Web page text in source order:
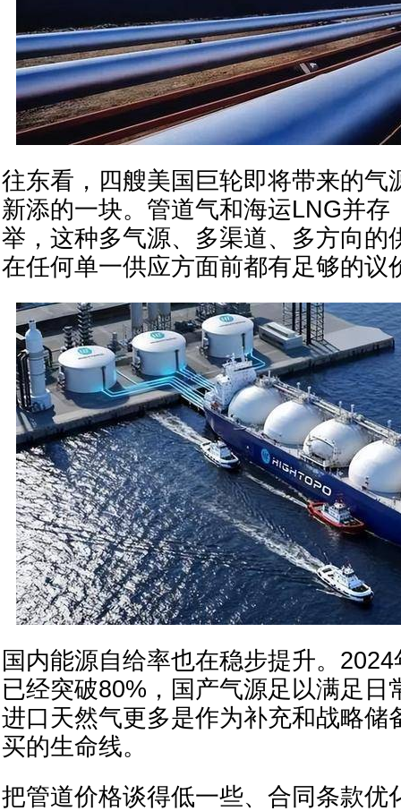
往东看，四艘美国巨轮即将带来的气
新添的一块。管道气和海运LNG并存
举，这种多气源、多渠道、多方向的
在任何单一供应方面前都有足够的议
国内能源自给率也在稳步提升。
已经突破80%，国产气源足以满足日
进口天然气更多是作为补充和战略储
买的生命线。
把管道价格谈得低一些、合同条款优